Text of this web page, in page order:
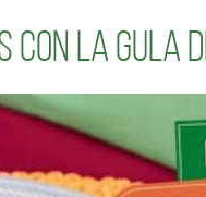
con La Gula